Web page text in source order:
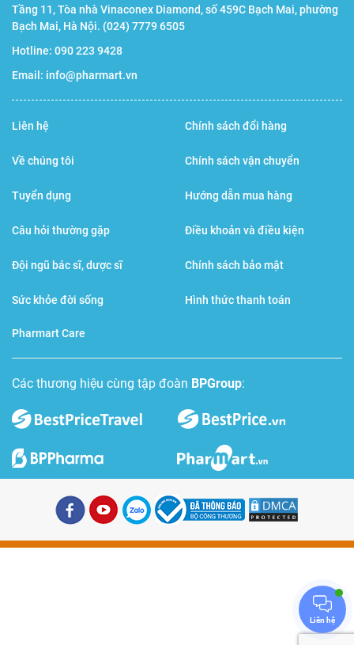
Tầng 11, Tòa nhà Vinaconex Diamond, số 459C Bạch Mai, phường
Bạch Mai, Hà Nội. (024) 7779 6505
Hotline: 090 223 9428
Email: info@pharmart.vn
Liên hệ
Về chúng tôi
Tuyển dụng
Câu hỏi thường gặp
Đội ngũ bác sĩ, dược sĩ
Sức khỏe đời sống
Pharmart Care
Chính sách đổi hàng
Chính sách vận chuyển
Hướng dẫn mua hàng
Điều khoản và điều kiện
Chính sách bảo mật
Hình thức thanh toán
Các thương hiệu cùng tập đoàn BPGroup:
Liên hệ